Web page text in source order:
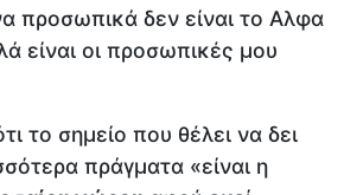
προσωπικά δεν είναι το Αλφα
είναι οι προσωπικές μου
το σημείο που θέλει να δει
πράγματα «είναι η